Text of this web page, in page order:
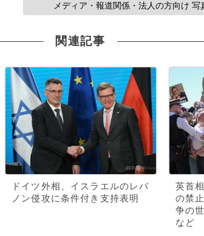
メディア・報道関係・法人の方向け
関連記事
ドイツ外相、イスラエルのレバ
ノン侵攻に条件付き支持表明
英首
の禁
争の
など